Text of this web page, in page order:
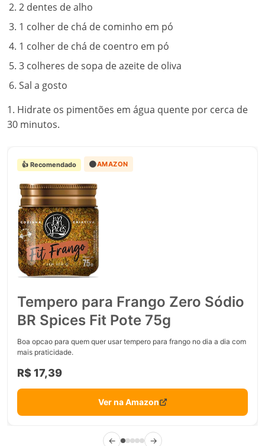
2 dentes de alho
1 colher de chá de cominho em pó
1 colher de chá de coentro em pó
3 colheres de sopa de azeite de oliva
Sal a gosto
1. Hidrate os pimentões em água quente por cerca de
30 minutos.
👍 Recomendado 🟠AMAZON
Tempero para Frango Zero Sódio
BR Spices Fit Pote 75g
Boa opcao para quem quer usar tempero para frango no dia a dia com
mais praticidade.
R$ 17,39
Ver na Amazon
← →